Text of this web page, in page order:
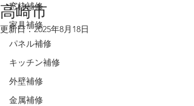
窓枠補修
家具補修
パネル補修
キッチン補修
外壁補修
金属補修
高崎市
更新日：2025年8月18日